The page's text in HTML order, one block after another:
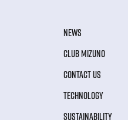
NEWS
CLUB MIZUNO
CONTACT US
TECHNOLOGY
SUSTAINABILITY